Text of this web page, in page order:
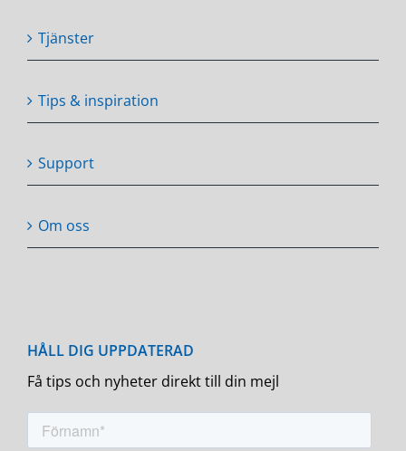
Tjänster
Tips & inspiration
Support
Om oss
Få tips och nyheter direkt till din mejl